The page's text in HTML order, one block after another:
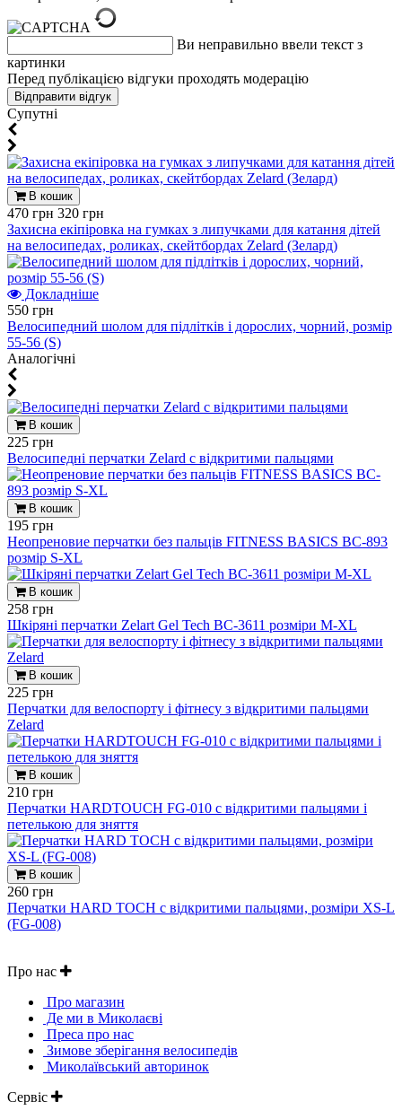
Ви неправильно ввели текст з
картинки
Перед публікацією відгуки проходять модерацію
Супутні
В кошик
470 грн 320 грн
Захисна екіпіровка на гумках з липучками для катання дітей
на велосипедах, роликах, скейтбордах Zelard (Зелард)
Докладніше
550 грн
Велосипедний шолом для підлітків і дорослих, чорний, розмір
55-56 (S)
Aналогічні
В кошик
225 грн
Велосипедні перчатки Zelard c відкритими пальцями
В кошик
195 грн
Неопреновие перчатки без пальців FITNESS BASICS BC-893
розмір S-XL
В кошик
258 грн
Шкіряні перчатки Zelart Gel Tech BC-3611 розміри M-XL
В кошик
225 грн
Перчатки для велоспорту і фітнесу з відкритими пальцями
Zelard
В кошик
210 грн
Перчатки HARDTOUCH FG-010 c відкритими пальцями і
петелькою для зняття
В кошик
260 грн
Перчатки HARD TOCH c відкритими пальцями, розміри XS-L
(FG-008)
Про нас
Про магазин
Де ми в Миколаєві
Преса про нас
Зимове зберігання велосипедів
Миколаївський авторинок
Сервіс